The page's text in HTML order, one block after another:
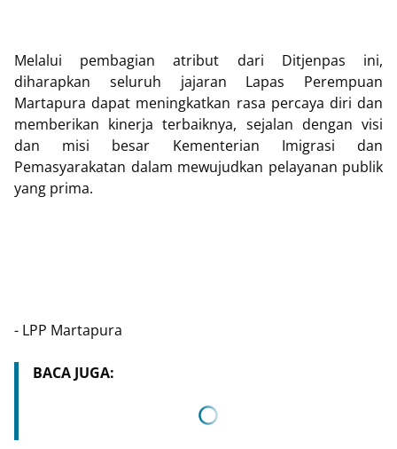
Melalui pembagian atribut dari Ditjenpas ini,
diharapkan seluruh jajaran Lapas Perempuan
Martapura dapat meningkatkan rasa percaya diri dan
memberikan kinerja terbaiknya, sejalan dengan visi
dan misi besar Kementerian Imigrasi dan
Pemasyarakatan dalam mewujudkan pelayanan publik
yang prima.
- LPP Martapura
BACA JUGA: